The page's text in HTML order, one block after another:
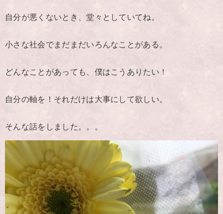
自分が悪くないとき、堂々としていてね。
小さな社会でまだまだいろんなことがある。
どんなことがあっても、僕はこうありたい！
自分の軸を！それだけは大事にして欲しい。
そんな話をしました。。。